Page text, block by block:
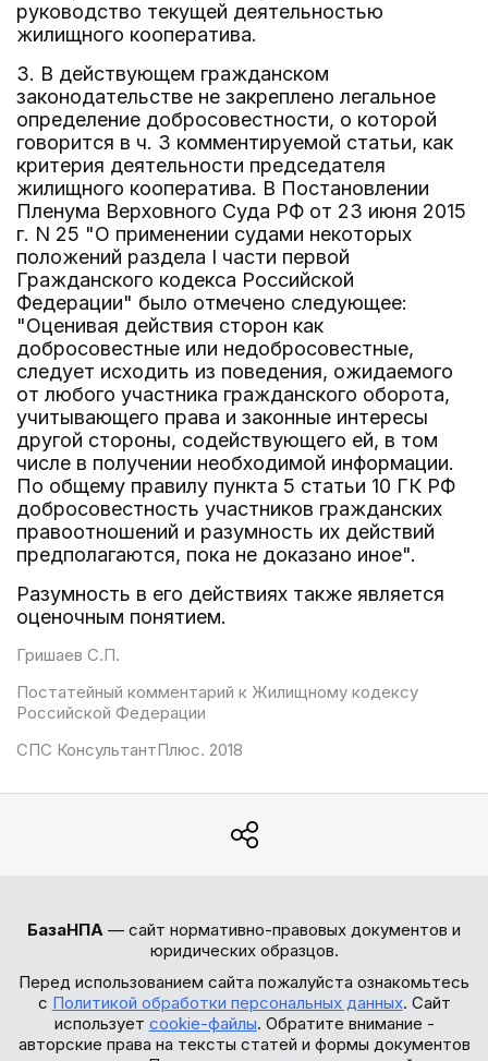
руководство текущей деятельностью
жилищного кооператива.
3. В действующем гражданском
законодательстве не закреплено легальное
определение добросовестности, о которой
говорится в ч. 3 комментируемой статьи, как
критерия деятельности председателя
жилищного кооператива. В Постановлении
Пленума Верховного Суда РФ от 23 июня 2015
г. N 25 "О применении судами некоторых
положений раздела I части первой
Гражданского кодекса Российской
Федерации" было отмечено следующее:
"Оценивая действия сторон как
добросовестные или недобросовестные,
следует исходить из поведения, ожидаемого
от любого участника гражданского оборота,
учитывающего права и законные интересы
другой стороны, содействующего ей, в том
числе в получении необходимой информации.
По общему правилу пункта 5 статьи 10 ГК РФ
добросовестность участников гражданских
правоотношений и разумность их действий
предполагаются, пока не доказано иное".
Разумность в его действиях также является
оценочным понятием.
Гришаев С.П.
Постатейный комментарий к Жилищному кодексу
Российской Федерации
СПС КонсультантПлюс. 2018
БазаНПА — сайт нормативно-правовых документов и
юридических образцов.
Перед использованием сайта пожалуйста ознакомьтесь
с Политикой обработки персональных данных. Сайт
использует cookie-файлы. Обратите внимание -
авторские права на тексты статей и формы документов